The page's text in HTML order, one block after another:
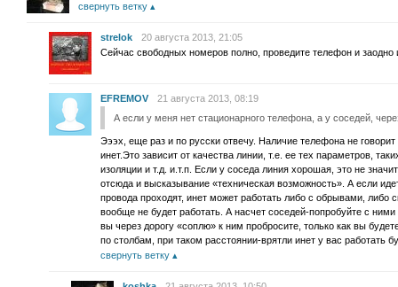
свернуть ветку
strelok
20 августа 2013, 21:05
Сейчас свободных номеров полно, проведите телефон и заодно
EFREMOV
21 августа 2013, 08:19
А если у меня нет стационарного телефона, а у соседей,
Эээх, еще раз и по русски отвечу. Наличие телефона не
инет.Это зависит от качества линии, т.е. ее тех параметров,
изоляции и т.д. и.т.п. Если у соседа линия хорошая, это не
отсюда и высказывание «техническая возможность». А если
провода проходят, инет может работать либо с обрывами, либо
вообще не будет работать. А насчет соседей-попробуйте с
вы через дорогу «соплю» к ним пробросите, только как вы
по столбам, при таком расстоянии-врятли инет у вас работать
свернуть ветку